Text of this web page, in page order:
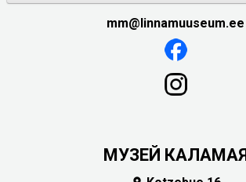
mm@linnamuuseum.ee
МУЗЕЙ КАЛАМАЯ